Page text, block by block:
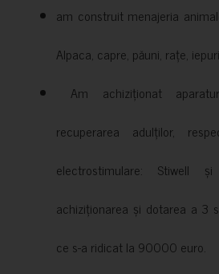
am construit menajeria
Alpaca, capre, păuni, rațe,
Am achiziționat
recuperarea adulților,
electrostimulare: Stiwell
achiziționarea și dotarea a 3
ce s-a ridicat la 90000 euro.